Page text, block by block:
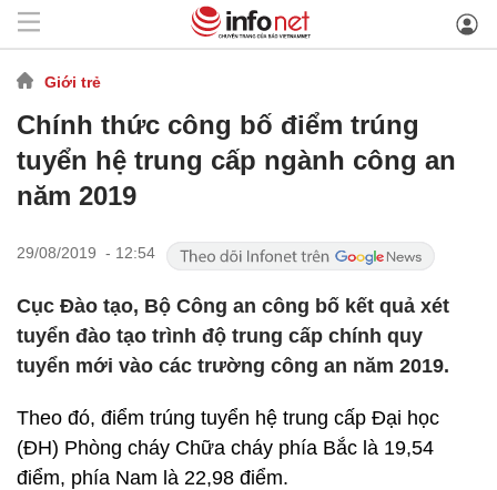
Giới trẻ
Chính thức công bố điểm trúng
tuyển hệ trung cấp ngành công an
năm 2019
29/08/2019 - 12:54
Cục Đào tạo, Bộ Công an công bố kết quả xét
tuyển đào tạo trình độ trung cấp chính quy
tuyển mới vào các trường công an năm 2019.
Theo đó, điểm trúng tuyển hệ trung cấp Đại học
(ĐH) Phòng cháy Chữa cháy phía Bắc là 19,54
điểm, phía Nam là 22,98 điểm.